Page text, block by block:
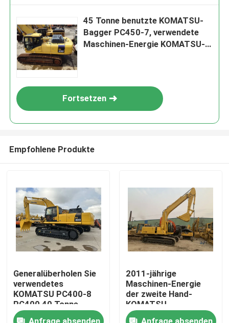
45 Tonne benutzte KOMATSU-
Bagger PC450-7, verwendete
Maschinen-Energie KOMATSU-
Fortsetzen
Empfohlene Produkte
Generalüberholen Sie
verwendetes
KOMATSU PC400-8
PC400 40 Tonne
Kettenbagger
Anfrage absenden
2011-jährige
Maschinen-Energie
der zweite Hand-
KOMATSU-
Demolierungs-Bagger-
Anfrage absenden